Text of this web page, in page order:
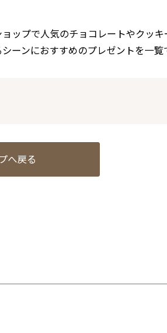
ップで人気のチョコレートやクッ
ーンにおすすめのプレゼントを一覧
へ戻る